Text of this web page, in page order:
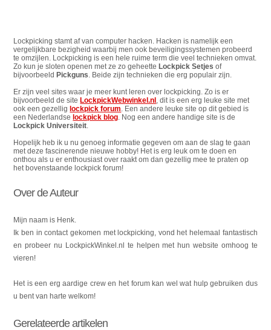
Lockpicking stamt af van computer hacken. Hacken is namelijk een
vergelijkbare bezigheid waarbij men ook beveiligingssystemen probeerd
te omzijlen. Lockpicking is een hele ruime term die veel technieken omvat.
Zo kun je sloten openen met ze zo geheetteLockpick Setjes of
bijvoorbeeldPickguns. Beide zijn technieken die erg populair zijn.
Er zijn veel sites waar je meer kunt leren over lockpicking. Zo is er
bijvoorbeeld de siteLockpickWebwinkel.nl, dit is een erg leuke site met
ook een gezelliglockpick forum. Een andere leuke site op dit gebied is
een Nederlandselockpick blog. Nog een andere handige site is de
Lockpick Universiteit.
Hopelijk heb ik u nu genoeg informatie gegeven om aan de slag te gaan
met deze fascinerende nieuwe hobby! Het is erg leuk om te doen en
onthou als u er enthousiast over raakt om dan gezellig mee te praten op
het bovenstaande lockpick forum!
Over de Auteur
Mijn naam is Henk.
Ik ben in contact gekomen met lockpicking, vond het helemaal fantastisch
en probeer nu LockpickWinkel.nl te helpen met hun website omhoog te
vieren!
Het is een erg aardige crew en het forum kan wel wat hulp gebruiken dus
u bent van harte welkom!
Gerelateerde artikelen